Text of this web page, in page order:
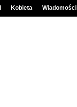
Kobieta Wiadomości